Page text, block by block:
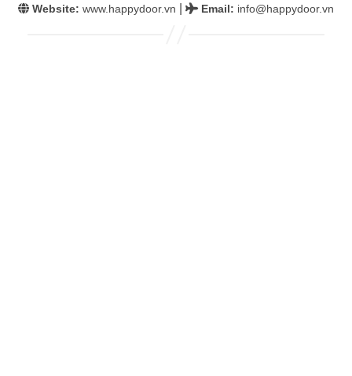
Website: www.happydoor.vn Email: info@happydoor.vn